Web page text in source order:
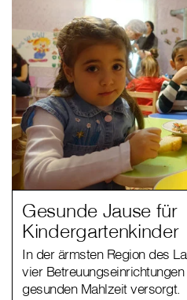
Gesunde Jause für
Kindergartenkinder
In der ärmsten Region des
vier
gesunden Mahlzeit versorgt.